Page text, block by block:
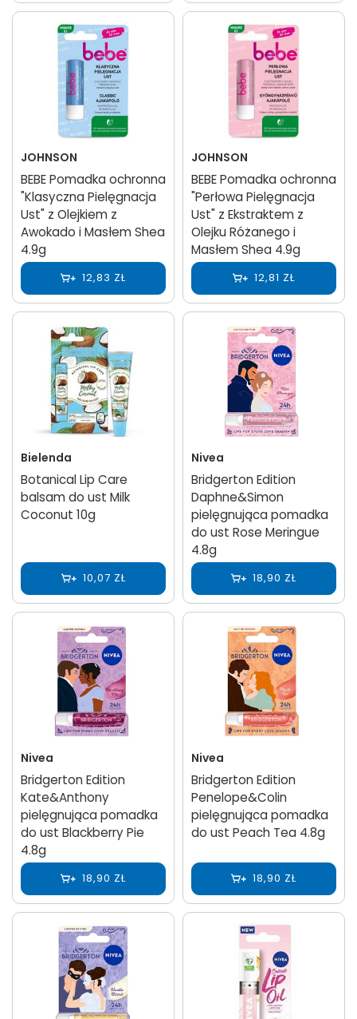
JOHNSON
BEBE Pomadka ochronna
"Klasyczna Pielęgnacja
Ust" z Olejkiem z
Awokado i Masłem Shea
4.9g
12,83 ZŁ
JOHNSON
BEBE Pomadka ochronna
"Perłowa Pielęgnacja
Ust" z Ekstraktem z
Olejku Różanego i
Masłem Shea 4.9g
12,81 ZŁ
Bielenda
Botanical Lip Care
balsam do ust Milk
Coconut 10g
10,07 ZŁ
Nivea
Bridgerton Edition
Daphne&Simon
pielęgnująca pomadka
do ust Rose Meringue
4.8g
18,90 ZŁ
Nivea
Bridgerton Edition
Kate&Anthony
pielęgnująca pomadka
do ust Blackberry Pie
4.8g
18,90 ZŁ
Nivea
Bridgerton Edition
Penelope&Colin
pielęgnująca pomadka
do ust Peach Tea 4.8g
18,90 ZŁ